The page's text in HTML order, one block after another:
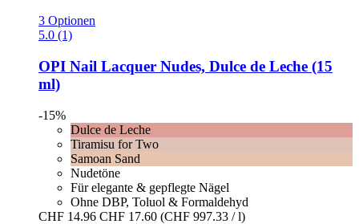
3 Optionen
5.0 (1)
OPI Nail Lacquer Nudes, Dulce de Leche (15
ml)
-15%
Dulce de Leche
Tiramisu for Two
Samoan Sand
Nudetöne
Für elegante & gepflegte Nägel
Ohne DBP, Toluol & Formaldehyd
CHF 14.96 CHF 17.60 (CHF 997.33 / l)